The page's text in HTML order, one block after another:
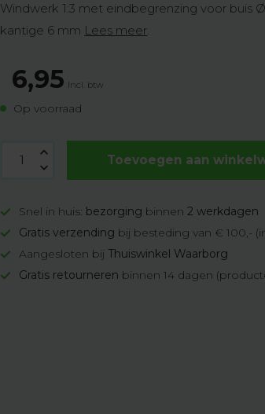
Windwerk 1:3 met eindbegrenzing voor buis
kantige 6 mm Lees meer.
6,95 Incl. btw
Op voorraad
Toevoegen aan
Snel in huis: bezorging binnen2 werkdagen
Gratis verzending bij besteding van € 100,-
Aangesloten bijThuiswinkel Waarborg
Gratis retourneren binnen 14 dagen